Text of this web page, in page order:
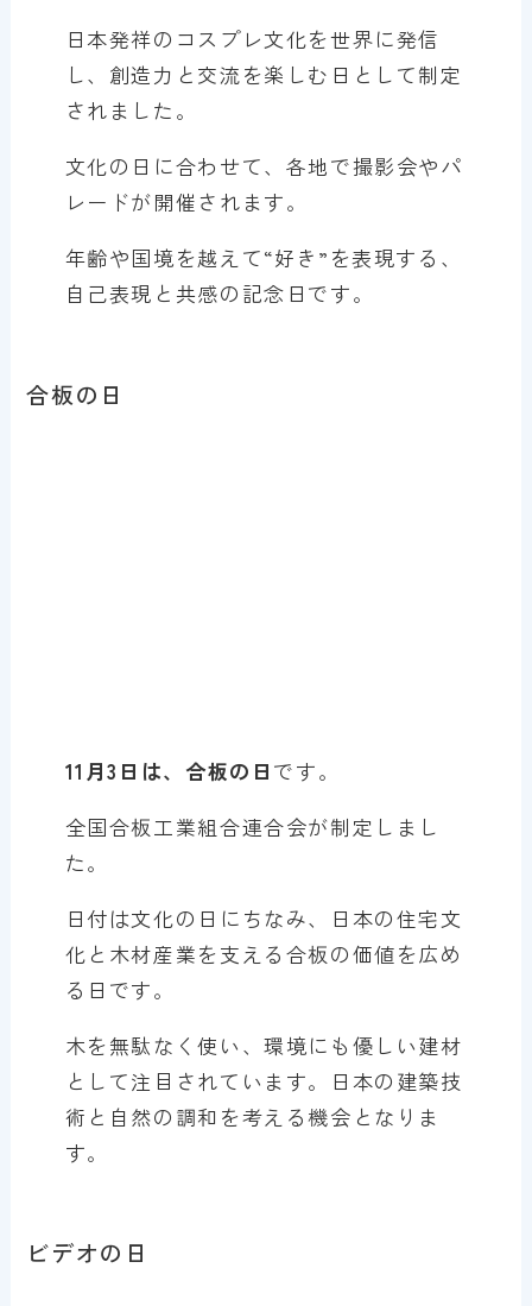
日本発祥のコスプレ文化を世界に発信
し、創造力と交流を楽しむ日として制定
されました。
文化の日に合わせて、各地で撮影会やパ
レードが開催されます。
年齢や国境を越えて“好き”を表現する、
自己表現と共感の記念日です。
合板の日
11月3日は、合板の日 です。
全国合板工業組合連合会が制定しまし
た。
日付は文化の日にちなみ、日本の住宅文
化と木材産業を支える合板の価値を広め
る日です。
木を無駄なく使い、環境にも優しい建材
として注目されています。日本の建築技
術と自然の調和を考える機会となりま
す。
ビデオの日